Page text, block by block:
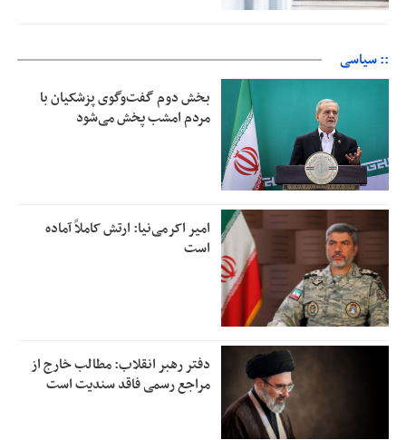
:: سیاسی
بخش دوم گفت‌وگوی پزشکیان با
مردم امشب پخش می‌شود
امیر اکرمی‌نیا: ارتش کاملاً آماده
است
دفتر رهبر انقلاب: مطالب خارج از
مراجع رسمی فاقد سندیت است